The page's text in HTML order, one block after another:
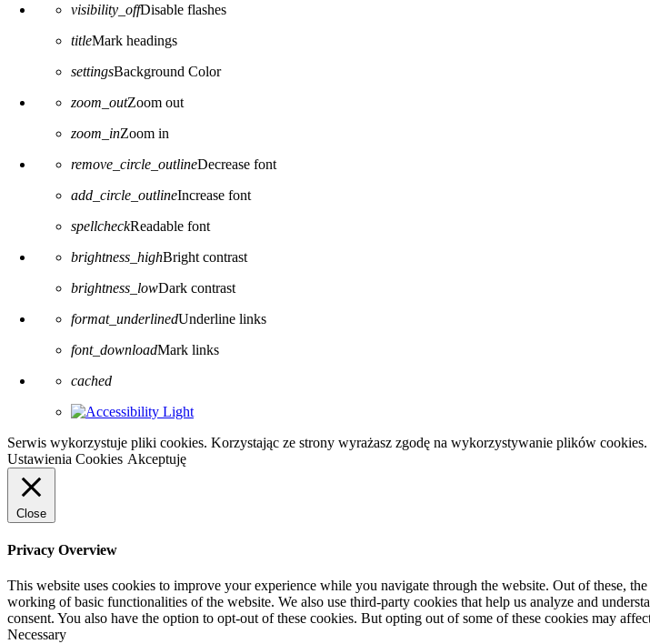
visibility_offDisable flashes
titleMark headings
settingsBackground Color
zoom_outZoom out
zoom_inZoom in
remove_circle_outlineDecrease font
add_circle_outlineIncrease font
spellcheckReadable font
brightness_highBright contrast
brightness_lowDark contrast
format_underlinedUnderline links
font_downloadMark links
Reset all options
cached
Serwis wykorzystuje pliki cookies. Korzystając ze strony wyrażasz zgodę na wykorzystywanie plików cookies.
Ustawienia Cookies Akceptuję
Close
Privacy Overview
This website uses cookies to improve your experience while you navigate through the website. Out of these,
working of basic functionalities of the website. We also use third-party cookies that help us analyze and
consent. You also have the option to opt-out of these cookies. But opting out of some of these cookies may
Necessary